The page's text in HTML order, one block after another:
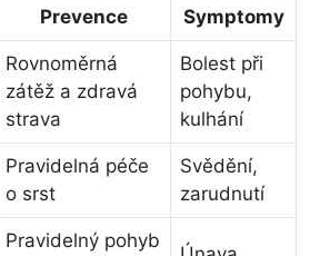
Prevence Symptomy
Rovnoměrná
zátěž a zdravá
strava
Bolest při
pohybu,
kulhání
Pravidelná péče
o srst
Svědění,
zarudnutí
Pravidelný pohyb